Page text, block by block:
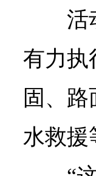
活
有力执
固、
水救援